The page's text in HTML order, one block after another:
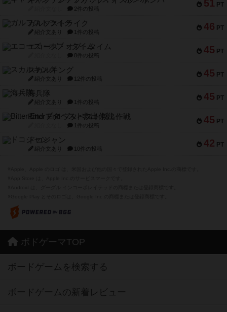
51 PT
2件の投稿
46 PT
ガルフストライク
紹介文あり 1件の投稿
45 PT
エコーズ・オブ・タイム
8件の投稿
45 PT
スカルキング
紹介文あり 12件の投稿
45 PT
海兵隊
紹介文あり 1件の投稿
45 PT
Bitter End ブタペスト救出作戦
1件の投稿
42 PT
ドコジャン
紹介文あり 10件の投稿
ボドゲーマTOP
ボードゲームを検索する
ボードゲームの新着レビュー